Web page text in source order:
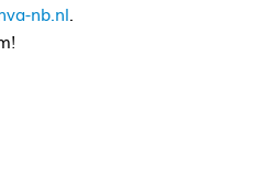
nb.nl.